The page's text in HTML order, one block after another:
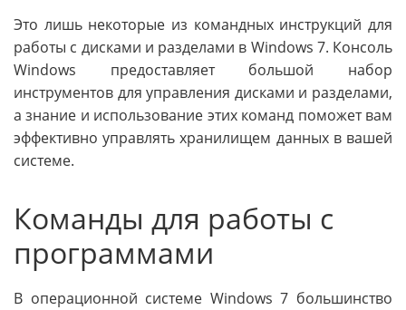
Это лишь некоторые из командных инструкций для
работы с дисками и разделами в Windows 7. Консоль
Windows предоставляет большой набор
инструментов для управления дисками и разделами,
а знание и использование этих команд поможет вам
эффективно управлять хранилищем данных в вашей
системе.
Команды для работы с
программами
В операционной системе Windows 7 большинство